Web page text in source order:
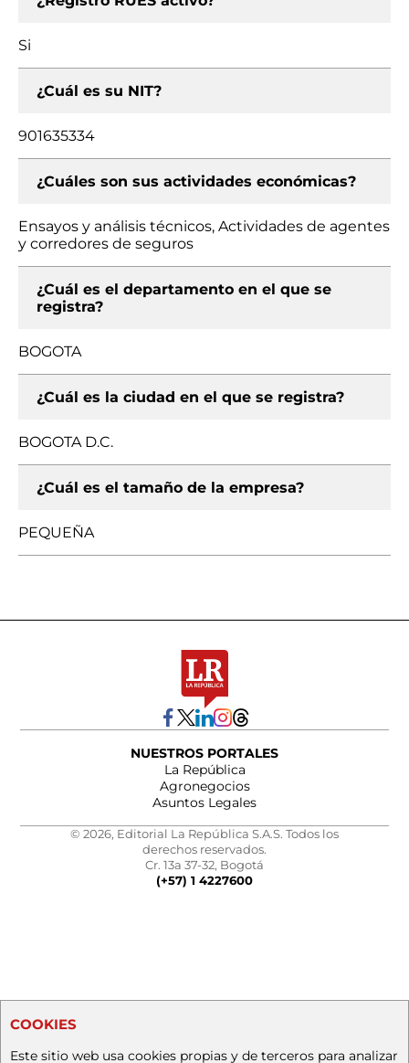
Si
¿Cuál es su NIT?
901635334
¿Cuáles son sus actividades económicas?
Ensayos y análisis técnicos, Actividades de agentes
y corredores de seguros
¿Cuál es el departamento en el que se
registra?
BOGOTA
¿Cuál es la ciudad en el que se registra?
BOGOTA D.C.
¿Cuál es el tamaño de la empresa?
PEQUEÑA
NUESTROS PORTALES
La República
Agronegocios
Asuntos Legales
© 2026, Editorial La República S.A.S. Todos los
derechos reservados.
Cr. 13a 37-32, Bogotá
(+57) 1 4227600
COOKIES
Este sitio web usa cookies propias y de terceros para analizar